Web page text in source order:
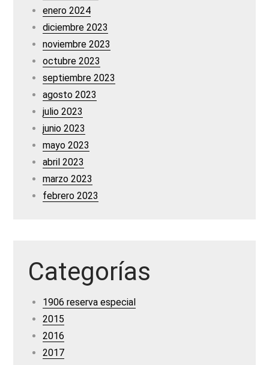
enero 2024
diciembre 2023
noviembre 2023
octubre 2023
septiembre 2023
agosto 2023
julio 2023
junio 2023
mayo 2023
abril 2023
marzo 2023
febrero 2023
Categorías
1906 reserva especial
2015
2016
2017